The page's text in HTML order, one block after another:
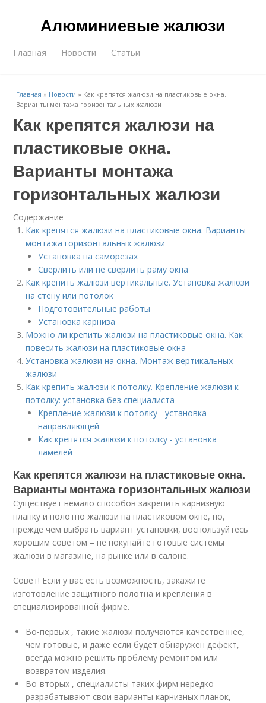
Алюминиевые жалюзи
Главная Новости Статьи
Главная » Новости » Как крепятся жалюзи на пластиковые окна.
Варианты монтажа горизонтальных жалюзи
Как крепятся жалюзи на
пластиковые окна.
Варианты монтажа
горизонтальных жалюзи
Содержание
Как крепятся жалюзи на пластиковые окна. Варианты
монтажа горизонтальных жалюзи
Установка на саморезах
Сверлить или не сверлить раму окна
Как крепить жалюзи вертикальные. Установка жалюзи
на стену или потолок
Подготовительные работы
Установка карниза
Можно ли крепить жалюзи на пластиковые окна. Как
повесить жалюзи на пластиковые окна
Установка жалюзи на окна. Монтаж вертикальных
жалюзи
Как крепить жалюзи к потолку. Крепление жалюзи к
потолку: установка без специалиста
Крепление жалюзи к потолку - установка
направляющей
Как крепятся жалюзи к потолку - установка
ламелей
Как крепятся жалюзи на пластиковые окна.
Варианты монтажа горизонтальных жалюзи
Существует немало способов закрепить карнизную
планку и полотно жалюзи на пластиковом окне, но,
прежде чем выбрать вариант установки, воспользуйтесь
хорошим советом – не покупайте готовые системы
жалюзи в магазине, на рынке или в салоне.
Совет! Если у вас есть возможность, закажите
изготовление защитного полотна и крепления в
специализированной фирме.
Во-первых , такие жалюзи получаются качественнее,
чем готовые, и даже если будет обнаружен дефект,
всегда можно решить проблему ремонтом или
возвратом изделия.
Во-вторых , специалисты таких фирм нередко
разрабатывают свои варианты карнизных планок,